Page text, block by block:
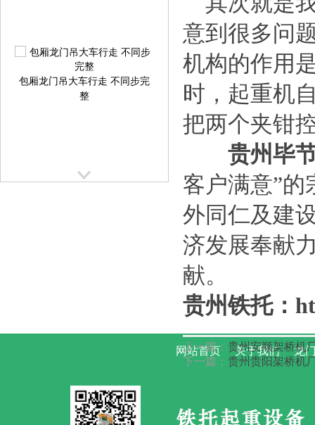
包厢龙门吊大车行走 不同步完
整
意到很多问
机构的作用
时，起重机
把两个夹钳
贵州毕节
客户满意”的
外同仁及建
济发展奉献
献。
贵州铁托：
上一篇： 贵州安顺架桥机
下一篇： 贵州贵阳架桥机
网站首页 关于我们 龙